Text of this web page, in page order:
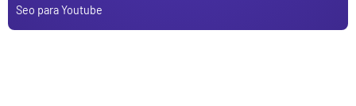
Seo para Youtube